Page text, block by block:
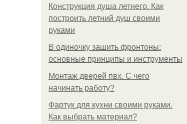
Конструкция душа летнего. Как
построить летний душ своими
руками
В одиночку зашить фронтоны:
основные принципы и инструменты
Монтаж дверей пвх. С чего
начинать работу?
Фартук для кухни своими руками.
Как выбрать материал?